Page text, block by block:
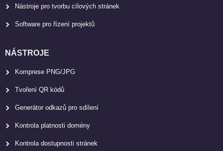
Nástroje pro tvorbu cílových stránek
Software pro řízení projektů
NÁSTROJE
Komprese PNG/JPG
Tvoření QR kódů
Generátor odkazů pro sdílení
Kontrola platnosti domény
Kontrola dostupnosti stránek